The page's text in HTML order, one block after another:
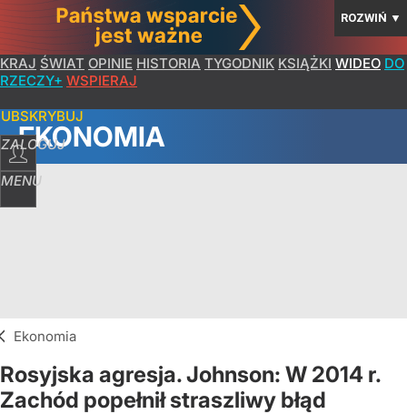
ROZWIŃ ▼
KRAJ ŚWIAT OPINIE HISTORIA TYGODNIK KSIĄŻKI WIDEO DO
RZECZY+ WSPIERAJ
ZALOGUJ
MENU
EKONOMIA
Ekonomia
Rosyjska agresja. Johnson: W 2014 r.
Zachód popełnił straszliwy błąd